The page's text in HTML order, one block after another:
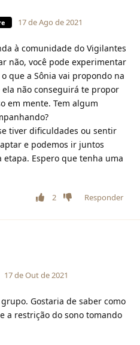
17 de Ago de 2021
à comunidade do Vigilantes
não, você pode experimentar
que a Sônia vai propondo na
ela não conseguirá te propor
em mente. Tem algum
tiver dificuldades ou sentir
e podemos ir juntos
etapa. Espero que tenha uma
2 Responder
17 de Out de 2021
Gostaria de saber como
a restrição do sono tomando